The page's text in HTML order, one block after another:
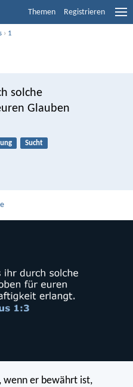
Themen Registrieren
› 1
solche
Glauben
Sucht
wenn er bewährt ist,